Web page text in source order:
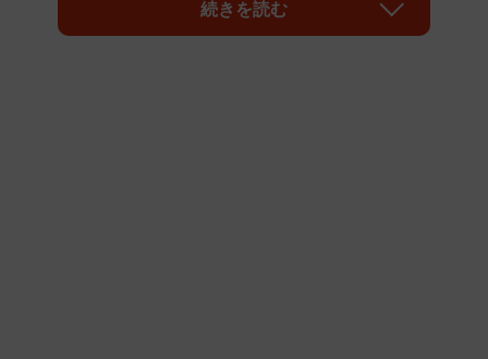
にわたって彼女の美しさを引き出しました。
続きを読む